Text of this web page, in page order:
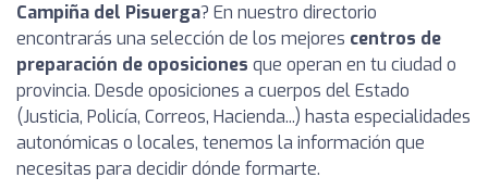
Campiña del Pisuerga? En nuestro directorio
encontrarás una selección de los mejores centros de
preparación de oposiciones que operan en tu ciudad o
provincia. Desde oposiciones a cuerpos del Estado
(Justicia, Policía, Correos, Hacienda...) hasta especialidades
autonómicas o locales, tenemos la información que
necesitas para decidir dónde formarte.